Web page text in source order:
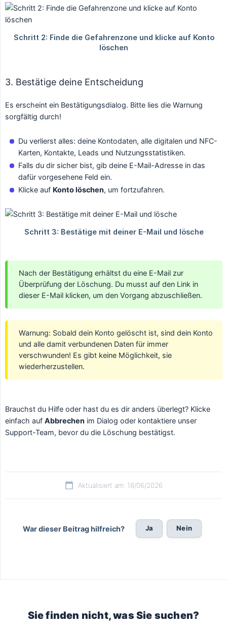
3. Bestätige deine Entscheidung
Es erscheint ein Bestätigungsdialog. Bitte lies die Warnung
sorgfältig durch!
Du verlierst alles: deine Kontodaten, alle digitalen und NFC-
Karten, Kontakte, Leads und Nutzungsstatistiken.
Falls du dir sicher bist, gib deine E-Mail-Adresse in das
dafür vorgesehene Feld ein.
Klicke auf Konto löschen, um fortzufahren.
Nach der Bestätigung erhältst du eine E-Mail zur
Überprüfung der Löschung. Du musst auf den Link in
dieser E-Mail klicken, um den Vorgang abzuschließen.
Warnung: Sobald dein Konto gelöscht ist, sind dein Konto
und alle damit verbundenen Daten für immer
verschwunden! Es gibt keine Möglichkeit, sie
wiederherzustellen.
Brauchst du Hilfe oder hast du es dir anders überlegt? Klicke
einfach auf Abbrechen im Dialog oder kontaktiere unser
Support-Team, bevor du die Löschung bestätigst.
Aktualisiert am: 18/06/2026
War dieser Beitrag hilfreich? Ja Nein
Sie finden nicht, was Sie suchen?